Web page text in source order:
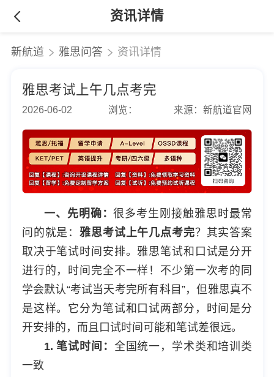
资讯详情
新航道 雅思问答 资讯详情
雅思考试上午几点考完
2026-06-02 浏览： 来源：新航道官网
一、先明确：很多考生刚接触雅思时最常
问的就是：雅思考试上午几点考完？其实答案
取决于笔试时间安排。雅思笔试和口试是分开
进行的，时间完全不一样！不少第一次考的同
学会默认“考试当天考完所有科目”，但雅思真不
是这样。它分为笔试和口试两部分，时间是分
开安排的，而且口试时间可能和笔试差很远。
1. 笔试时间： 全国统一，学术类和培训类
一致